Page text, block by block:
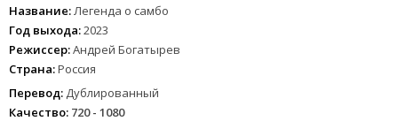
Название:Легенда о самбо
Год выхода:2023
Режиссер:Андрей Богатырев
Страна:Россия
Перевод: Дублированный
Качество: 720 - 1080